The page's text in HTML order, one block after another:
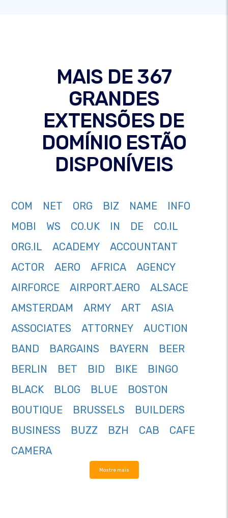
MAIS DE 367
GRANDES
EXTENSÕES DE
DOMÍNIO ESTÃO
DISPONÍVEIS
COM NET ORG BIZ NAME
INFO
MOBI
WS CO.UK IN DE
CO.IL
ORG.IL
ACADEMY
ACCOUNTANT
ACTOR
AERO AFRICA
AGENCY
AIRFORCE
AIRPORT.AERO
ALSACE
AMSTERDAM
ARMY ART
ASIA
ASSOCIATES
ATTORNEY
AUCTION
BAND
BARGAINS BAYERN
BEER
BERLIN
BET BID BIKE
BINGO
BLACK
BLOG BLUE
BOSTON
BOUTIQUE
BRUSSELS
BUILDERS
BUSINESS
BUZZ BZH CAB
CAFE
CAMERA
Mostre mais